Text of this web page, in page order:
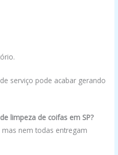
serviço pode acabar gerando
limpeza de coifas em SP?
nem todas entregam